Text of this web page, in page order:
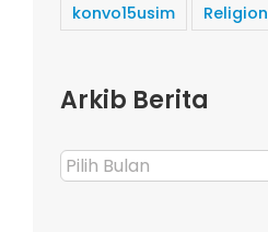
konvo15usim
Religion
Arkib Berita
Arkib
Berita